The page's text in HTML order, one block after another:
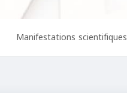
Manifestations scientifiques